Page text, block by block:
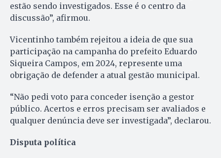
estão sendo investigados. Esse é o centro da
discussão”, afirmou.
Vicentinho também rejeitou a ideia de que sua
participação na campanha do prefeito Eduardo
Siqueira Campos, em 2024, represente uma
obrigação de defender a atual gestão municipal.
“Não pedi voto para conceder isenção a gestor
público. Acertos e erros precisam ser avaliados e
qualquer denúncia deve ser investigada”, declarou.
Disputa política